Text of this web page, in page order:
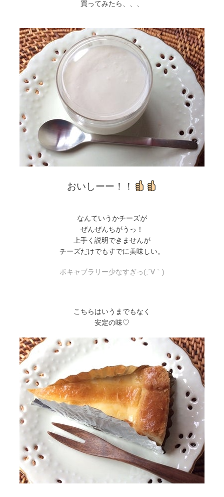
買ってみたら、、、
おいしーー！！
なんていうかチーズが
ぜんぜんちがうっ！
上手く説明できませんが
チーズだけでもすでに美味しい。
ボキャブラリー少なすぎっ(;´∀｀)
こちらはいうまでもなく
安定の味♡